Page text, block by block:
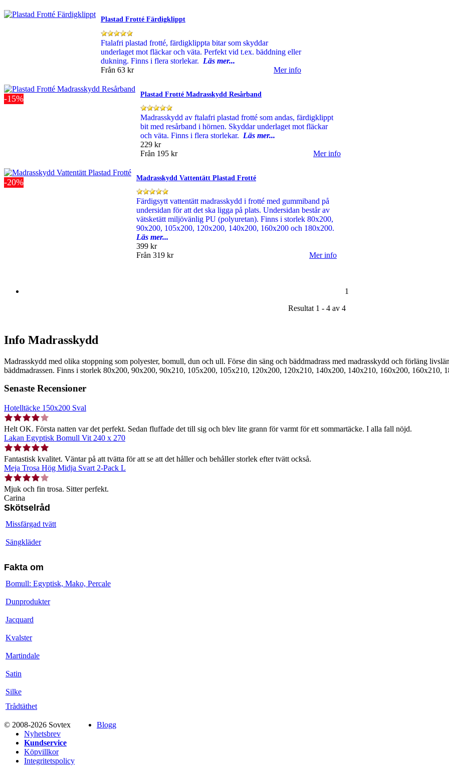
Plastad Frotté Färdigklippt
Ftalafri plastad frotté, färdigklippta bitar som skyddar
underlaget mot fläckar och väta. Perfekt vid t.ex. bäddning eller
dukning. Finns i flera storlekar. Läs mer...
Från 63 kr Mer info
-15% Plastad Frotté Madrasskydd Resårband
Madrasskydd av ftalafri plastad frotté som andas, färdigklippt
bit med resårband i hörnen. Skyddar underlaget mot fläckar
och väta. Finns i flera storlekar. Läs mer...
229 kr
Från 195 kr Mer info
-20% Madrasskydd Vattentätt Plastad Frotté
Färdigsytt vattentätt madrasskydd i frotté med gummiband på
undersidan för att det ska ligga på plats. Undersidan består av
vätsketätt miljövänlig PU (polyuretan). Finns i storlek 80x200,
90x200, 105x200, 120x200, 140x200, 160x200 och 180x200.
Läs mer...
399 kr
Från 319 kr Mer info
1
Resultat 1 - 4 av 4
Info Madrasskydd
Madrasskydd med olika stoppning som polyester, bomull, dun och ull. Förse din säng och bäddmadrass med madrasskydd och förläng
bäddmadrassen. Finns i storlek 80x200, 90x200, 90x210, 105x200, 105x210, 120x200, 120x210, 140x200, 140x210, 160x200, 160x210,
Senaste Recensioner
Hotelltäcke 150x200 Sval
Helt OK. Första natten var det perfekt. Sedan fluffade det till sig och blev lite grann för varmt för ett sommartäcke. I alla fall nöjd.
Lakan Egyptisk Bomull Vit 240 x 270
Fantastisk kvalitet. Väntar på att tvätta för att se att det håller och behåller storlek efter tvätt också.
Meja Trosa Hög Midja Svart 2-Pack L
Mjuk och fin trosa. Sitter perfekt.
Carina
Skötselråd
Missfärgad tvätt
Sängkläder
Fakta om
Bomull: Egyptisk, Mako, Percale
Dunprodukter
Jacquard
Kvalster
Martindale
Satin
Silke
Trådtäthet
© 2008-2026 Sovtex
Blogg
Nyhetsbrev
Kundservice
Köpvillkor
Integritetspolicy